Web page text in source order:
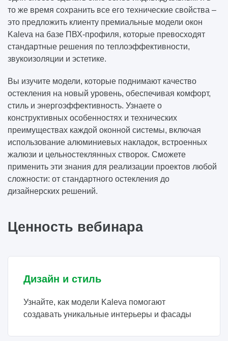
то же время сохранить все его технические свойства –
это предложить клиенту премиальные модели окон
Kaleva на базе ПВХ-профиля, которые превосходят
стандартные решения по теплоэффективности,
звукоизоляции и эстетике.
Вы изучите модели, которые поднимают качество
остекления на новый уровень, обеспечивая комфорт,
стиль и энергоэффективность. Узнаете о
конструктивных особенностях и технических
преимуществах каждой оконной системы, включая
использование алюминиевых накладок, встроенных
жалюзи и цельностеклянных створок. Сможете
применить эти знания для реализации проектов любой
сложности: от стандартного остекления до
дизайнерских решений.
Ценность вебинара
Дизайн и стиль
Узнайте, как модели Kaleva помогают
создавать уникальные интерьеры и фасады